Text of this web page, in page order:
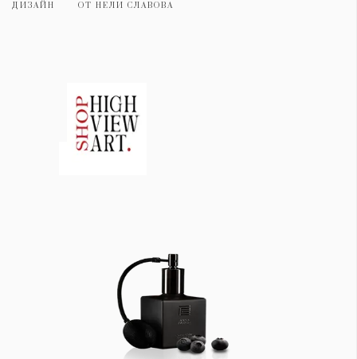
ДИЗАЙН ОТ НЕЛИ СЛАВОВА